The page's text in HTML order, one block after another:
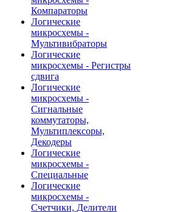
Компараторы
Логические
микросхемы -
Мультивибраторы
Логические
микросхемы - Регистры
сдвига
Логические
микросхемы -
Сигнальные
коммутаторы,
Мультиплексоры,
Декодеры
Логические
микросхемы -
Специальные
Логические
микросхемы -
Счетчики, Делители